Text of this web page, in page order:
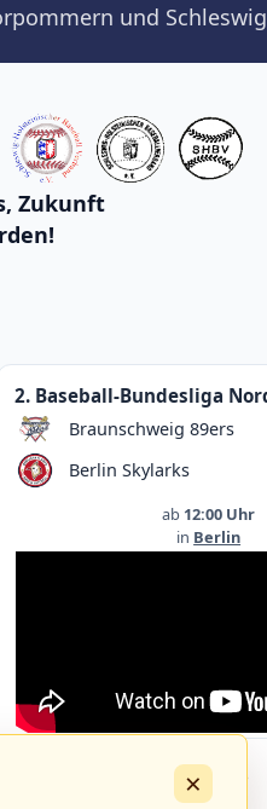
und
Zukunft
2. Baseball-Bundesliga
Braunschweig 89ers
Berlin Skylarks
ab 12:00 Uhr
in Berlin
HP: A-040088-UMP-BB
B-076222-SCO×